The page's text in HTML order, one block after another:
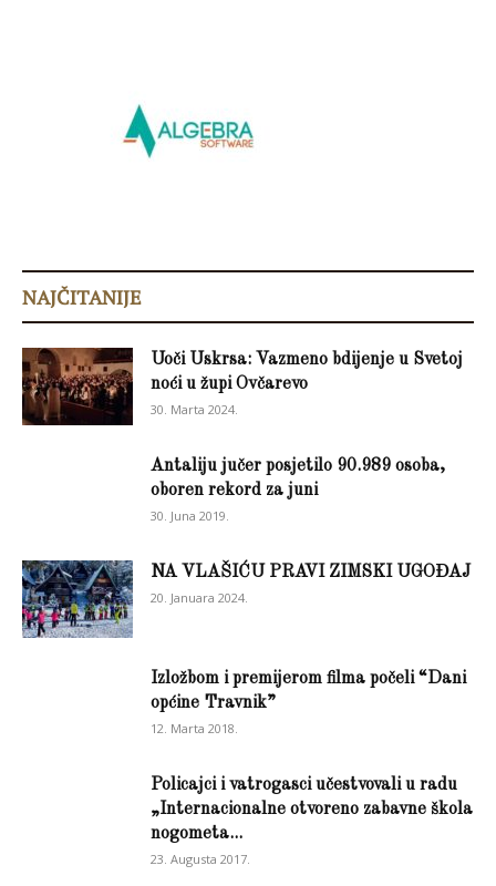
NAJČITANIJE
Uoči Uskrsa: Vazmeno bdijenje u Svetoj
noći u župi Ovčarevo
30. Marta 2024.
Antaliju jučer posjetilo 90.989 osoba,
oboren rekord za juni
30. Juna 2019.
NA VLAŠIĆU PRAVI ZIMSKI UGOĐAJ
20. Januara 2024.
Izložbom i premijerom filma počeli “Dani
općine Travnik”
12. Marta 2018.
Policajci i vatrogasci učestvovali u radu
„Internacionalne otvoreno zabavne škola
nogometa...
23. Augusta 2017.